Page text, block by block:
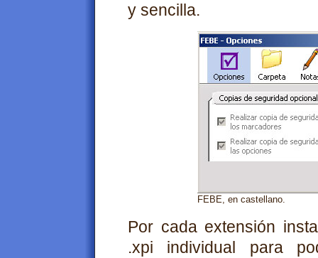
y sencilla.
FEBE, en castellano.
Por cada extensión
.xpi individual para